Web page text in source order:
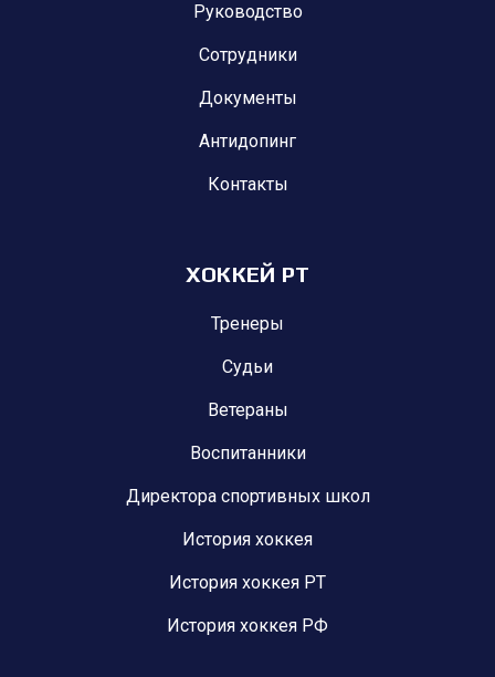
Руководство
Сотрудники
Документы
Антидопинг
Контакты
ХОККЕЙ РТ
Тренеры
Судьи
Ветераны
Воспитанники
Директора спортивных школ
История хоккея
История хоккея РТ
История хоккея РФ